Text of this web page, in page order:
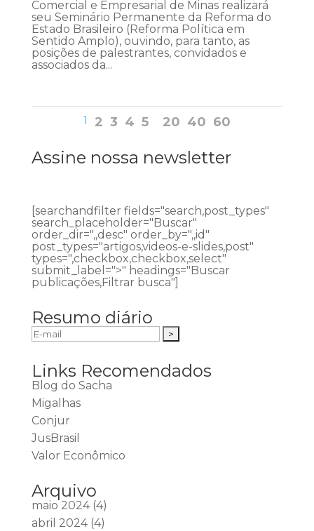
Comercial e Empresarial de Minas realizará
seu Seminário Permanente da Reforma do
Estado Brasileiro (Reforma Política em
Sentido Amplo), ouvindo, para tanto, as
posições de palestrantes, convidados e
associados da...
1 2 3 4 5 20 40 60
Assine nossa newsletter
[searchandfilter fields="search,post_types"
search_placeholder="Buscar"
order_dir=",,desc" order_by=",,id"
post_types="artigos,videos-e-slides,post"
types=",checkbox,checkbox,select"
submit_label=">" headings="Buscar
publicações,Filtrar busca"]
Resumo diário
Links Recomendados
Blog do Sacha
Migalhas
Conjur
JusBrasil
Valor Econômico
Arquivo
maio 2024(4)
abril 2024(4)